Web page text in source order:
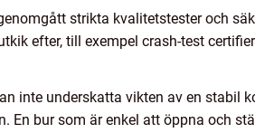
strikta kvalitetstester och
efter, till exempel crash-test
inte underskatta vikten av en stabil
En bur som är enkel att öppna och